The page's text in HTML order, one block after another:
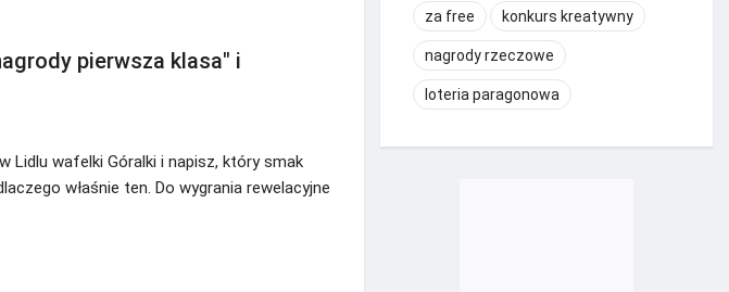
pierwsza klasa" i
Lidlu wafelki Góralki i napisz, który smak
właśnie ten. Do wygrania rewelacyjne
za free konkurs kreatywny
nagrody rzeczowe
loteria paragonowa